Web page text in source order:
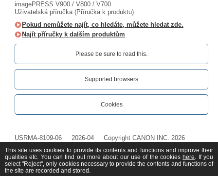
imagePRESS V900 / V800 / V700
Uživatelská příručka (Příručka k produktu)
Pokud nemůžete najít, co hledáte, můžete hledat zde.
Najít příručky k dalším produktům
Please be sure to read this.‎
Supported browsers
Cookies
USRMA-8109-06 2026-04 Copyright CANON INC. 2026
This site uses cookies to provide its contents and functions and improve their
qualities etc. You can find out more about our use of the cookies here. If you
select "Reject", only cookies necessary to provide the contents and functions of
the site are recorded and stored.